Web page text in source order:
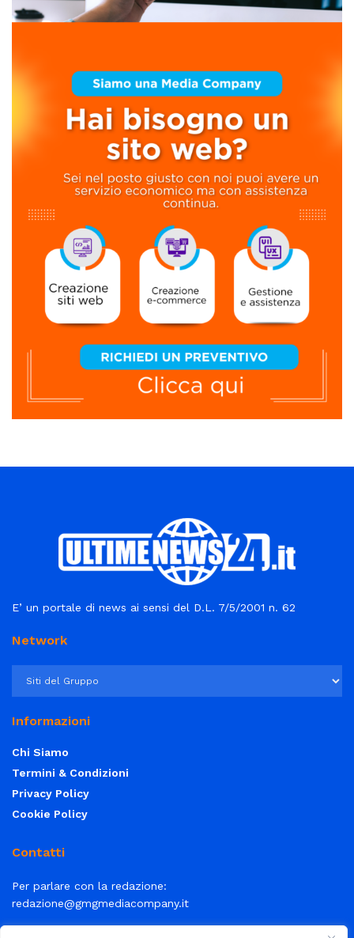
E’ un portale di news ai sensi del D.L. 7/5/2001 n. 62
Network
Informazioni
Chi Siamo
Termini & Condizioni
Privacy Policy
Cookie Policy
Contatti
Per parlare con la redazione:
redazione@gmgmediacompany.it